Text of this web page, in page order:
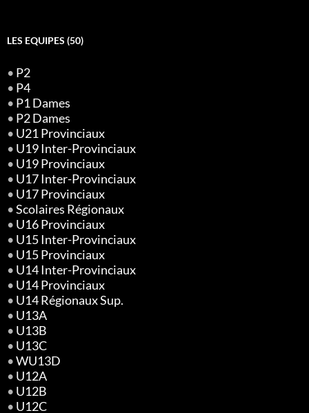
LES EQUIPES (50)
• P2
• P4
• P1 Dames
• P2 Dames
• U21 Provinciaux
• U19 Inter-Provinciaux
• U19 Provinciaux
• U17 Inter-Provinciaux
• U17 Provinciaux
•Scolaires Régionaux
• U16 Provinciaux
• U15 Inter-Provinciaux
• U15 Provinciaux
• U14 Inter-Provinciaux
• U14 Provinciaux
• U14 Régionaux Sup.
• U13A
• U13B
• U13C
•WU13D
• U12A
• U12B
• U12C